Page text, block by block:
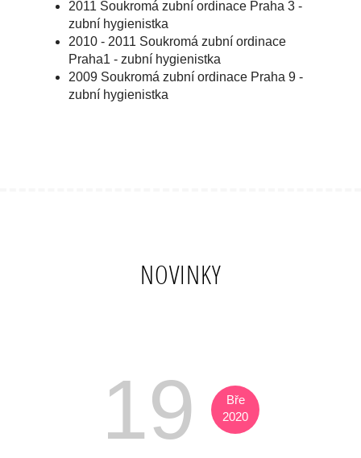
2011 Soukromá zubní ordinace Praha 3 -
zubní hygienistka
2010 - 2011 Soukromá zubní ordinace
Praha1 - zubní hygienistka
2009 Soukromá zubní ordinace Praha 9 -
zubní hygienistka
NOVINKY
19
Bře
2020